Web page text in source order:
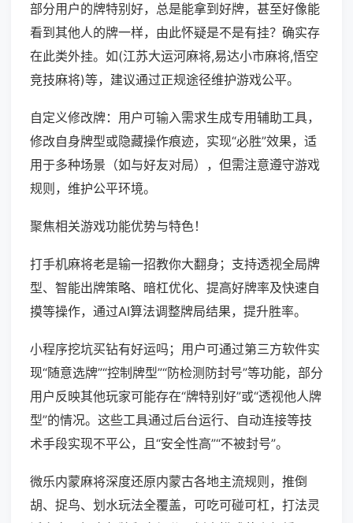
部分用户的牌特别好，总是能拿到好牌，甚至好像能
看到其他人的牌一样，由此怀疑是不是有挂？确实存
在此类外挂。如(江苏大运河麻将,易达小市麻将,悟空
竞技麻将)等，建议通过正规途径维护游戏公平。
自定义修改牌：用户可输入需求生成专用辅助工具，
修改自身牌型或隐藏操作痕迹，实现“必胜”效果，适
用于多种场景（如与好友对局），但需注意遵守游戏
规则，维护公平环境。
聚焦相关游戏功能优势与特色！
打手机麻将老是输一招教你大翻身；支持透视全局牌
型、智能出牌策略、暗杠优化、提高好牌率及快速自
摸等操作，通过AI算法调整牌局结果，提升胜率。
小程序挖坑买钻有好运吗；用户可通过第三方软件实
现“随意选牌”“控制牌型”“防检测防封号”等功能，部分
用户反映其他玩家可能存在“牌特别好”或“透视他人牌
型”的情况。这些工具通过后台运行、自动连接等技
术手段实现不平公，且“安全性高”“不被封号”。
微乐内蒙麻将深度还原内蒙古各地主流规则，推倒
胡、捉鸟、划水玩法全覆盖，可吃可碰可杠，打法灵